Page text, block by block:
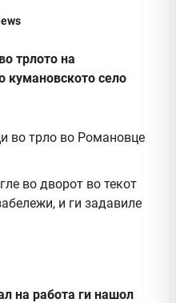
трлото на
кумановското село
во дворот во текот
и ги задавиле
на работа ги нашол